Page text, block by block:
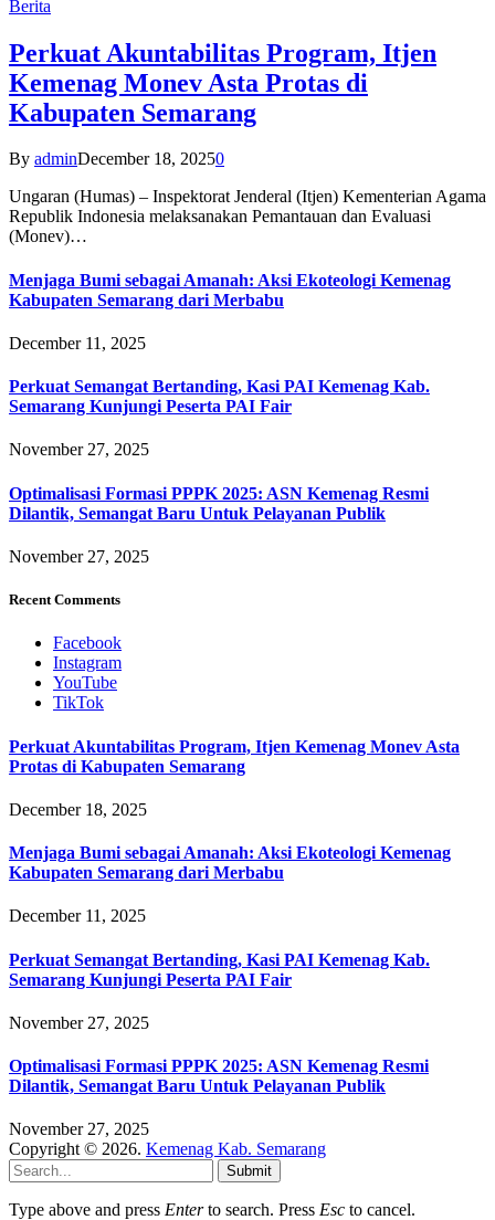
Berita
Perkuat Akuntabilitas Program, Itjen
Kemenag Monev Asta Protas di
Kabupaten Semarang
By adminDecember 18, 20250
Ungaran (Humas) – Inspektorat Jenderal (Itjen) Kementerian Agama
Republik Indonesia melaksanakan Pemantauan dan Evaluasi
(Monev)…
Menjaga Bumi sebagai Amanah: Aksi Ekoteologi Kemenag
Kabupaten Semarang dari Merbabu
December 11, 2025
Perkuat Semangat Bertanding, Kasi PAI Kemenag Kab.
Semarang Kunjungi Peserta PAI Fair
November 27, 2025
Optimalisasi Formasi PPPK 2025: ASN Kemenag Resmi
Dilantik, Semangat Baru Untuk Pelayanan Publik
November 27, 2025
Recent Comments
Facebook
Instagram
YouTube
TikTok
Perkuat Akuntabilitas Program, Itjen Kemenag Monev Asta
Protas di Kabupaten Semarang
December 18, 2025
Menjaga Bumi sebagai Amanah: Aksi Ekoteologi Kemenag
Kabupaten Semarang dari Merbabu
December 11, 2025
Perkuat Semangat Bertanding, Kasi PAI Kemenag Kab.
Semarang Kunjungi Peserta PAI Fair
November 27, 2025
Optimalisasi Formasi PPPK 2025: ASN Kemenag Resmi
Dilantik, Semangat Baru Untuk Pelayanan Publik
November 27, 2025
Copyright © 2026. Kemenag Kab. Semarang
Submit
Type above and press Enterto search. Press Esc to cancel.